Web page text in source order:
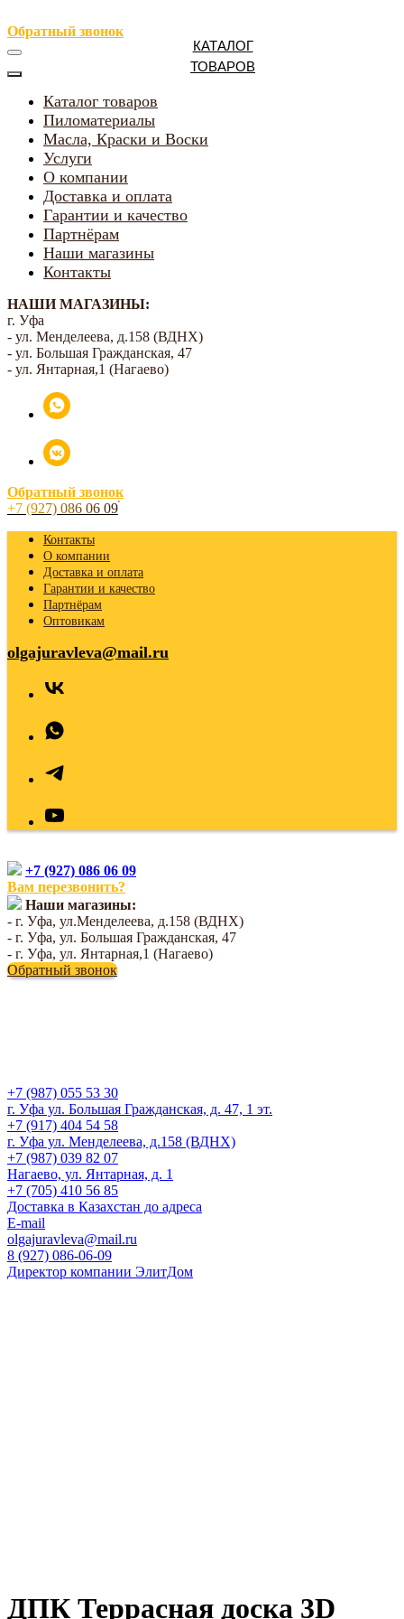
Обратный звонок
Каталог товаров
Пиломатериалы
Масла, Краски и Воски
Услуги
О компании
Доставка и оплата
Гарантии и качество
Партнёрам
Наши магазины
Контакты
НАШИ МАГАЗИНЫ:
г. Уфа
- ул. Менделеева, д.158 (ВДНХ)
- ул. Большая Гражданская, 47
- ул. Янтарная,1 (Нагаево)
Обратный звонок
+7 (927) 086 06 09
Контакты
О компании
Доставка и оплата
Гарантии и качество
Партнёрам
Оптовикам
olgajuravleva@mail.ru
+7 (927) 086 06 09
Вам перезвонить?
Наши магазины:
- г. Уфа, ул.Менделеева, д.158 (ВДНХ)
- г. Уфа, ул. Большая Гражданская, 47
- г. Уфа, ул. Янтарная,1 (Нагаево)
Обратный звонок
КАТАЛОГ
ТОВАРОВ
+7 (987) 055 53 30
г. Уфа ул. Большая Гражданская, д. 47, 1 эт.
+7 (917) 404 54 58
г. Уфа ул. Менделеева, д.158 (ВДНХ)
+7 (987) 039 82 07
Нагаево, ул. Янтарная, д. 1
+7 (705) 410 56 85
Доставка в Казахстан до адреса
E-mail
olgajuravleva@mail.ru
8 (927) 086-06-09
Директор компании ЭлитДом
ДПК Террасная доска 3D